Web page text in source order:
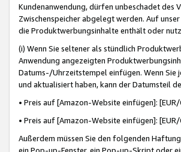
Kundenanwendung, dürfen unbeschadet des
Zwischenspeicher abgelegt werden. Auf
die Produktwerbungsinhalte enthält oder
(i) Wenn Sie seltener als stündlich
Anwendung angezeigten
Datums-/Uhrzeitstempel einfügen. Wenn Sie
und aktualisiert haben, kann der Datumsteil
• Preis auf [Amazon-Website einfügen]:
• Preis auf [Amazon-Website einfügen]:
Außerdem müssen Sie den folgenden
ein Pop-up-Fenster, ein Pop-up-Skript oder